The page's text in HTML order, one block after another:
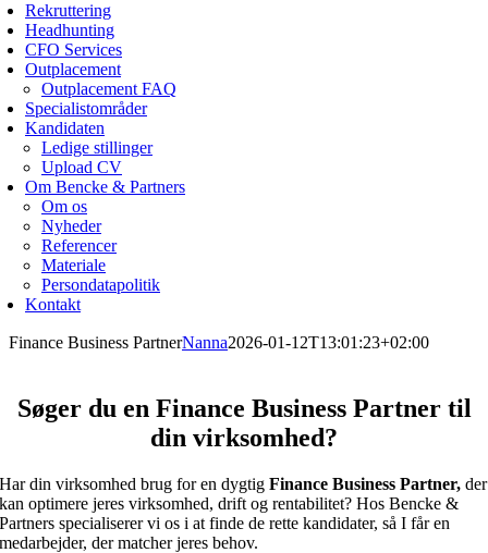
Rekruttering
Headhunting
CFO Services
Outplacement
Outplacement FAQ
Specialistområder
Kandidaten
Ledige stillinger
Upload CV
Om Bencke & Partners
Om os
Nyheder
Referencer
Materiale
Persondatapolitik
Kontakt
Finance Business PartnerNanna2026-01-12T13:01:23+02:00
Søger du en Finance Business Partner til
din virksomhed?
Har din virksomhed brug for en dygtigFinance Business Partner, der
kan optimere jeres virksomhed, drift og rentabilitet? Hos Bencke &
Partners specialiserer vi os i at finde de rette kandidater, så I får en
medarbejder, der matcher jeres behov.